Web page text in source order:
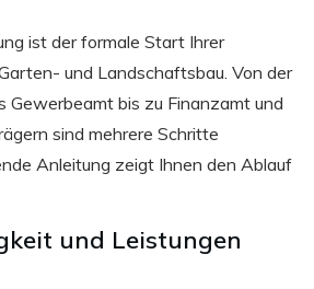
ist der formale Start Ihrer
und Landschaftsbau. Von der
Gewerbeamt bis zu Finanzamt und
sind mehrere Schritte
Anleitung zeigt Ihnen den Ablauf
und Leistungen